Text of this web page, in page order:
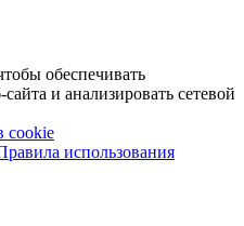
обеспечивать
и анализировать сетевой
cookie
использования